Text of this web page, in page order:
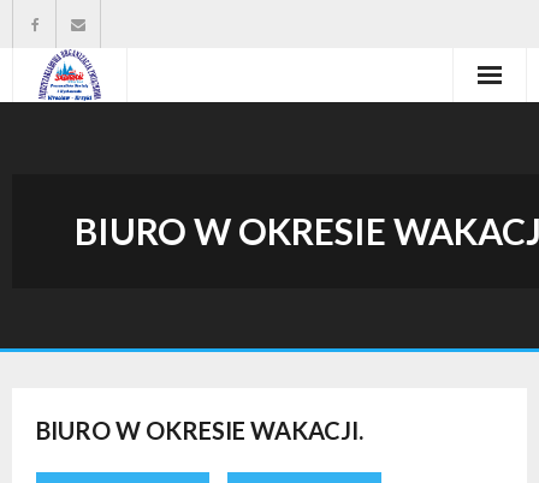
O nas
Do pobrania
BIURO W OKRESIE
BIURO W OKRESIE WAKACJI.